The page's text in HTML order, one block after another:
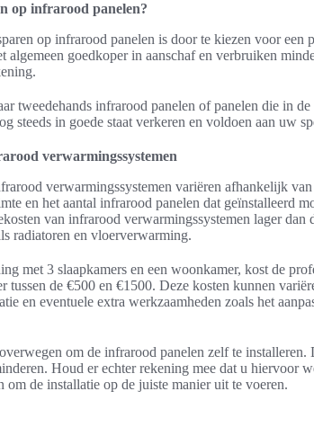
op infrarood panelen?
op infrarood panelen is door te kiezen voor een
algemeen goedkoper in aanschaf en verbruiken
tweedehands infrarood panelen of panelen die in
steeds in goede staat verkeren en voldoen aan uw
verwarmingssystemen
verwarmingssystemen variëren afhankelijk
en het aantal infrarood panelen dat geïnstalleerd
van infrarood verwarmingssystemen lager dan
radiatoren en vloerverwarming.
met 3 slaapkamers en een woonkamer, kost de
tussen de €500 en €1500. Deze kosten kunnen
en eventuele extra werkzaamheden zoals het
om de infrarood panelen zelf te installeren.
Houd er echter rekening mee dat u hiervoor
om de installatie op de juiste manier uit te voeren.